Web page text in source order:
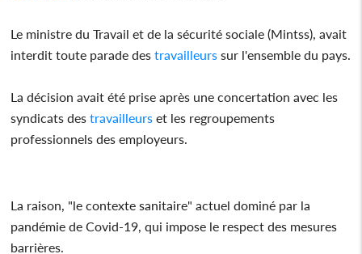
Le ministre du Travail et de la sécurité sociale (Mintss), avait
interdit toute parade des travailleurs sur l'ensemble du pays.
La décision avait été prise après une concertation avec les
syndicats des travailleurs et les regroupements
professionnels des employeurs.
La raison, "le contexte sanitaire" actuel dominé par la
pandémie de Covid-19, qui impose le respect des mesures
barrières.